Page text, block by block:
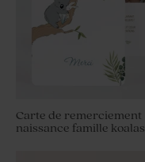
Carte de remerciement
naissance famille koalas